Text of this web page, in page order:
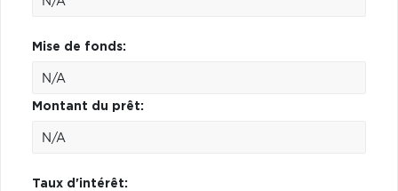
Mise de fonds:
Montant du prêt:
Taux d'intérêt: